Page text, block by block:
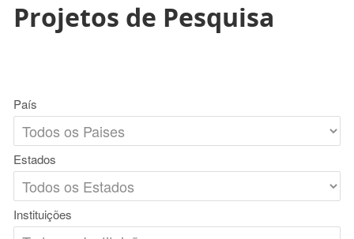
Projetos de Pesquisa
País
Estados
Instituições